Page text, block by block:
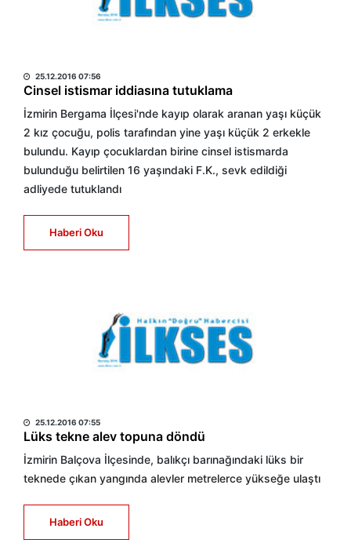
25.12.2016 07:56
Cinsel istismar iddiasına tutuklama
İzmirin Bergama İlçesi'nde kayıp olarak aranan yaşı küçük
2 kız çocuğu, polis tarafından yine yaşı küçük 2 erkekle
bulundu. Kayıp çocuklardan birine cinsel istismarda
bulunduğu belirtilen 16 yaşındaki F.K., sevk edildiği
adliyede tutuklandı
Haberi Oku
25.12.2016 07:55
Lüks tekne alev topuna döndü
İzmirin Balçova İlçesinde, balıkçı barınağındaki lüks bir
teknede çıkan yangında alevler metrelerce yükseğe ulaştı
Haberi Oku